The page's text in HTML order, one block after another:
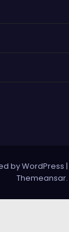
by WordPress |
Themeansar.